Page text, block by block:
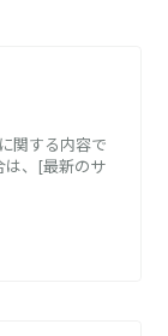
関する内容で
は、[最新のサ